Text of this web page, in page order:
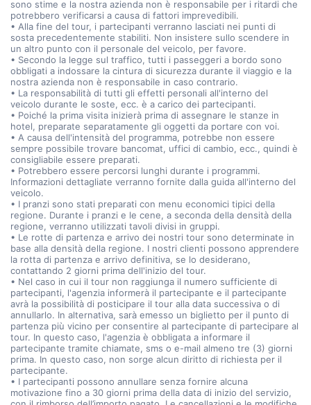
sono stime e la nostra azienda non è responsabile per i ritardi che
potrebbero verificarsi a causa di fattori imprevedibili.
• Alla fine del tour, i partecipanti verranno lasciati nei punti di
sosta precedentemente stabiliti. Non insistere sullo scendere in
un altro punto con il personale del veicolo, per favore.
• Secondo la legge sul traffico, tutti i passeggeri a bordo sono
obbligati a indossare la cintura di sicurezza durante il viaggio e la
nostra azienda non è responsabile in caso contrario.
• La responsabilità di tutti gli effetti personali all'interno del
veicolo durante le soste, ecc. è a carico dei partecipanti.
• Poiché la prima visita inizierà prima di assegnare le stanze in
hotel, preparate separatamente gli oggetti da portare con voi.
• A causa dell'intensità del programma, potrebbe non essere
sempre possibile trovare bancomat, uffici di cambio, ecc., quindi è
consigliabile essere preparati.
• Potrebbero essere percorsi lunghi durante i programmi.
Informazioni dettagliate verranno fornite dalla guida all'interno del
veicolo.
• I pranzi sono stati preparati con menu economici tipici della
regione. Durante i pranzi e le cene, a seconda della densità della
regione, verranno utilizzati tavoli divisi in gruppi.
• Le rotte di partenza e arrivo dei nostri tour sono determinate in
base alla densità della regione. I nostri clienti possono apprendere
la rotta di partenza e arrivo definitiva, se lo desiderano,
contattando 2 giorni prima dell'inizio del tour.
• Nel caso in cui il tour non raggiunga il numero sufficiente di
partecipanti, l'agenzia informerà il partecipante e il partecipante
avrà la possibilità di posticipare il tour alla data successiva o di
annullarlo. In alternativa, sarà emesso un biglietto per il punto di
partenza più vicino per consentire al partecipante di partecipare al
tour. In questo caso, l'agenzia è obbligata a informare il
partecipante tramite chiamate, sms o e-mail almeno tre (3) giorni
prima. In questo caso, non sorge alcun diritto di richiesta per il
partecipante.
• I partecipanti possono annullare senza fornire alcuna
motivazione fino a 30 giorni prima della data di inizio del servizio,